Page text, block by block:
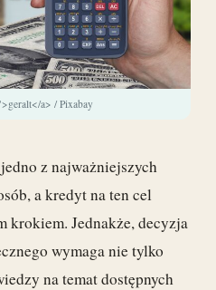
a> / Pixabay
z najważniejszych
a kredyt na ten cel
krokiem. Jednakże, decyzja
wymaga nie tylko
na temat dostępnych